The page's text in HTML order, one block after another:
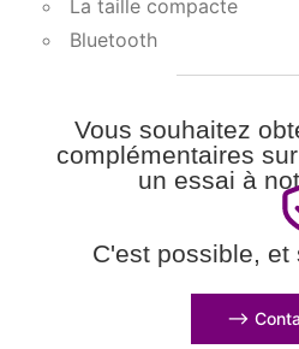
La taille compacte
Bluetooth
Vous souhaitez
complémentaires
un essai à
C'est possible, et
⟶